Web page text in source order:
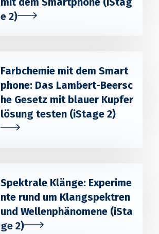
e 2)
Farbchemie mit dem Smart
phone: Das Lambert-Beersc
he Gesetz mit blauer Kupfer
lösung testen (iStage 2)
Spektrale Klänge: Experime
nte rund um Klangspektren
und Wellenphänomene (iSta
ge 2)